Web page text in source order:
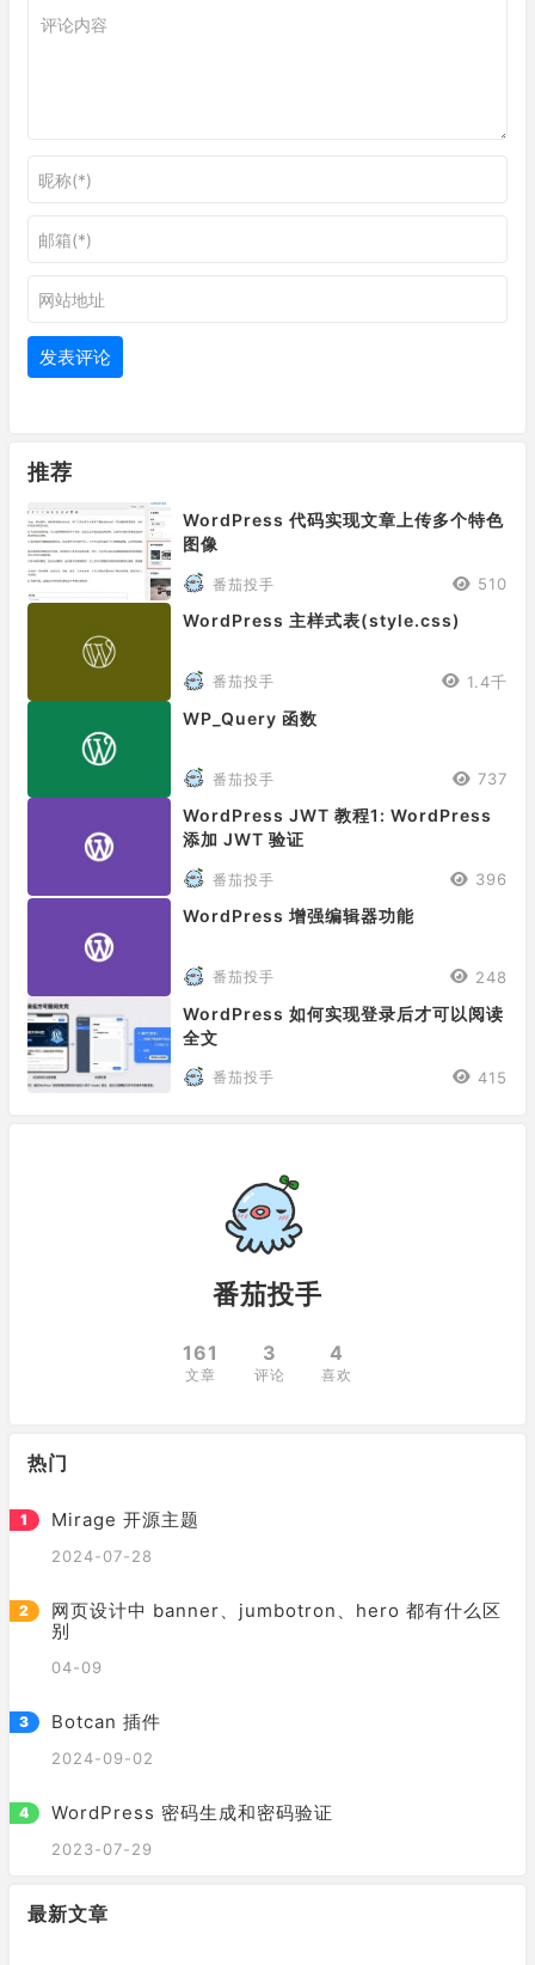
推荐
WordPress 代码实现文章上传多个特色
图像
番茄投手 510
WordPress 主样式表(style.css)
番茄投手 1.4千
WP_Query 函数
番茄投手 737
WordPress JWT 教程1: WordPress
添加 JWT 验证
番茄投手 396
WordPress 增强编辑器功能
番茄投手 248
WordPress 如何实现登录后才可以阅读
全文
番茄投手 415
番茄投手
161
文章
3
评论
4
喜欢
热门
Mirage 开源主题
2024-07-28
网页设计中 banner、jumbotron、hero 都有什么区
别
04-09
Botcan 插件
2024-09-02
WordPress 密码生成和密码验证
2023-07-29
最新文章